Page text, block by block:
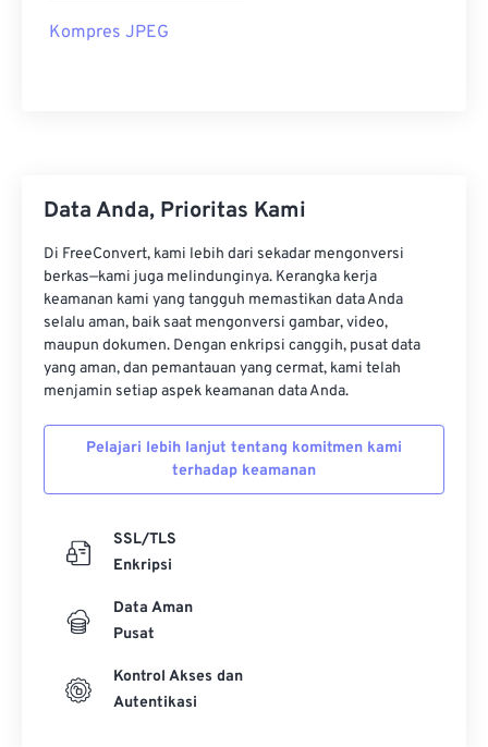
Kompres JPEG
Data Anda, Prioritas Kami
Di FreeConvert, kami lebih dari sekadar mengonversi
berkas—kami juga melindunginya. Kerangka kerja
keamanan kami yang tangguh memastikan data Anda
selalu aman, baik saat mengonversi gambar, video,
maupun dokumen. Dengan enkripsi canggih, pusat data
yang aman, dan pemantauan yang cermat, kami telah
menjamin setiap aspek keamanan data Anda.
Pelajari lebih lanjut tentang komitmen kami
terhadap keamanan
SSL/TLS
Enkripsi
Data Aman
Pusat
Kontrol Akses dan
Autentikasi